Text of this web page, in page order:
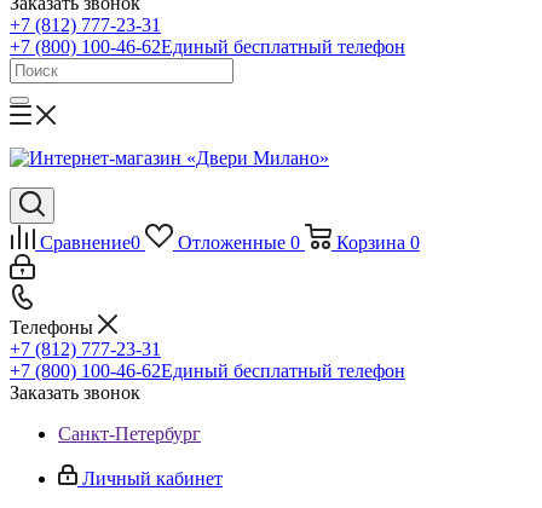
+7 (812) 777-23-31
+7 (800) 100-46-62Единый бесплатный телефон
Сравнение0 Отложенные 0 Корзина 0
Телефоны
+7 (812) 777-23-31
+7 (800) 100-46-62Единый бесплатный телефон
Заказать звонок
Санкт-Петербург
Личный кабинет